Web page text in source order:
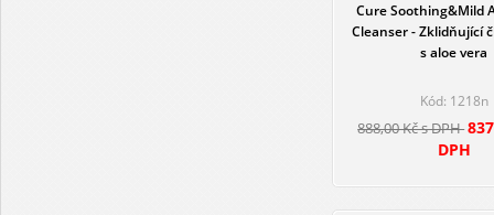
Cure Soothing&Mild
Cleanser - Zklidňující
s aloe vera
Kód: 1218n
888,00 Kč s DPH
DPH